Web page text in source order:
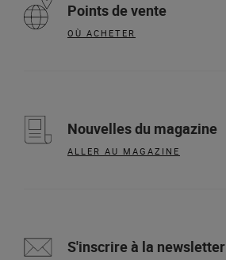
Points de vente
OÙ ACHETER
Nouvelles du magazine
ALLER AU MAGAZINE
S'inscrire à la newsletter